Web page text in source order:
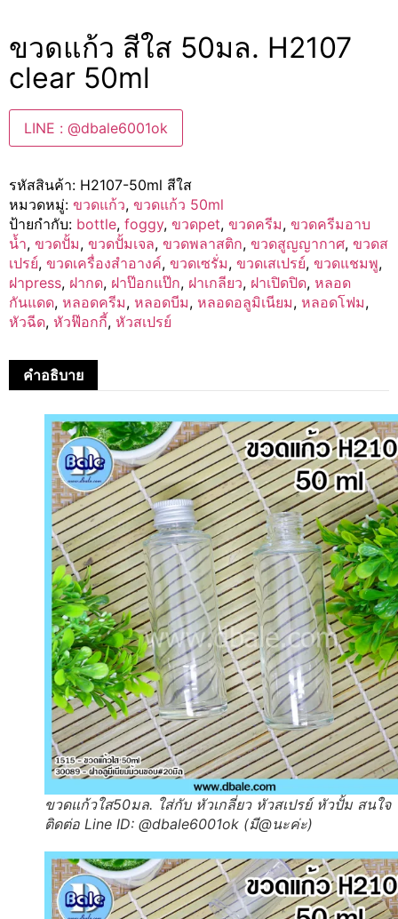
ขวดแก้ว สีใส 50มล. H2107
clear 50ml
LINE : @dbale6001ok
รหัสสินค้า: H2107-50ml สีใส
หมวดหมู่: ขวดแก้ว, ขวดแก้ว 50ml
ป้ายกำกับ: bottle, foggy, ขวดpet, ขวดครีม, ขวดครีมอาบ
น้ำ, ขวดปั้ม, ขวดปั้มเจล, ขวดพลาสติก, ขวดสูญญากาศ, ขวดส
เปรย์, ขวดเครื่องสำอางค์, ขวดเซรั่ม, ขวดเสเปรย์, ขวดแชมพู,
ฝาpress, ฝากด, ฝาป๊อกแป๊ก, ฝาเกลียว, ฝาเปิดปิด, หลอด
กันแดด, หลอดครีม, หลอดบีม, หลอดอลูมิเนียม, หลอดโฟม,
หัวฉีด, หัวฟ๊อกกี้, หัวสเปรย์
คำอธิบาย
ขวดแก้วใส50มล. ใส่กับ หัวเกลี่ยว หัวสเปรย์ หัวปั้ม สนใจ
ติดต่อ Line ID: @dbale6001ok (มี@นะค่ะ)